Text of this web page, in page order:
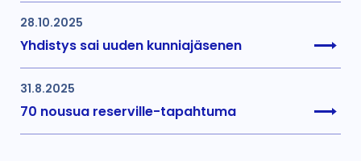
28.10.2025
Yhdistys sai uuden kunniajäsenen
31.8.2025
70 nousua reserville-tapahtuma